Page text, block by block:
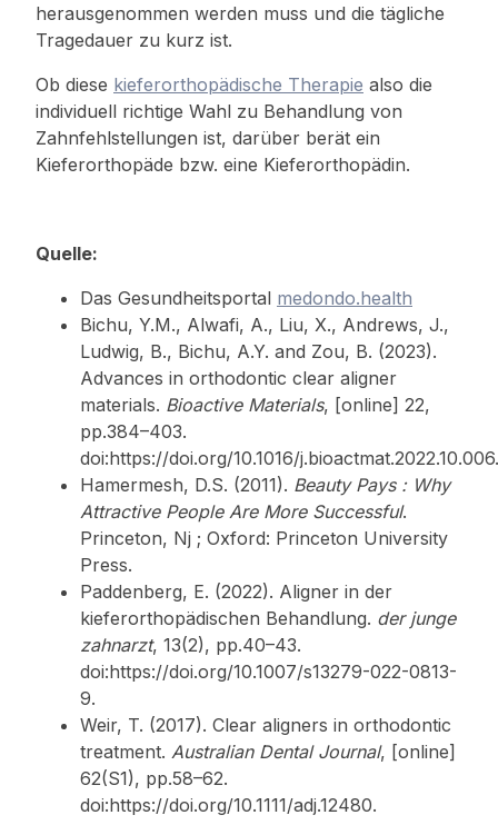
herausgenommen werden muss und die tägliche
Tragedauer zu kurz ist.
Ob diese kieferorthopädische Therapie also die
individuell richtige Wahl zu Behandlung von
Zahnfehlstellungen ist, darüber berät ein
Kieferorthopäde bzw. eine Kieferorthopädin.
Quelle:
Das Gesundheitsportal medondo.health
Bichu, Y.M., Alwafi, A., Liu, X., Andrews, J.,
Ludwig, B., Bichu, A.Y. and Zou, B. (2023).
Advances in orthodontic clear aligner
materials. Bioactive Materials, [online] 22,
pp.384–403.
doi:https://doi.org/10.1016/j.bioactmat.2022.10.006.
Hamermesh, D.S. (2011). Beauty Pays : Why
Attractive People Are More Successful.
Princeton, Nj ; Oxford: Princeton University
Press.
Paddenberg, E. (2022). Aligner in der
kieferorthopädischen Behandlung. der junge
zahnarzt, 13(2), pp.40–43.
doi:https://doi.org/10.1007/s13279-022-0813-
9.
Weir, T. (2017). Clear aligners in orthodontic
treatment. Australian Dental Journal, [online]
62(S1), pp.58–62.
doi:https://doi.org/10.1111/adj.12480.